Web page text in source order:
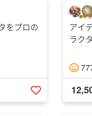
をプロの
いいねする
アイ
ラク